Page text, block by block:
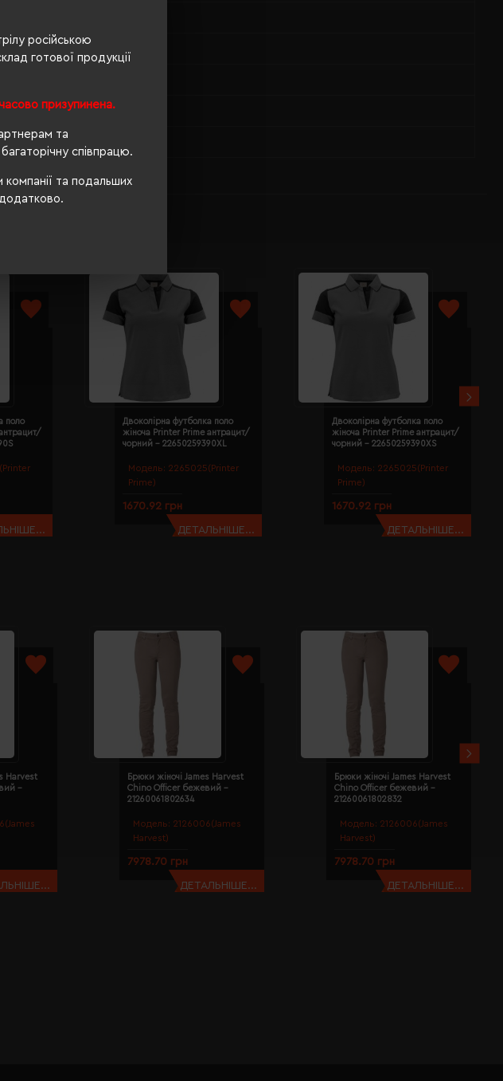
російською
готової продукції
призупинена.
та
співпрацю.
та подальших
TEX® Standard 100
поло
Модель: 2265025(Printer
Prime)
Двоколірна футболка поло
жіноча Printer Prime антрацит/
чорний - 22650259390XL
1670.92 грн
ДЕТАЛЬНІШЕ...
Модель: 2265025(Printer
Prime)
Двоколірна футболка поло
жіноча Printer Prime антрацит/
чорний - 22650259390XS
1670.92 грн
ДЕТАЛЬНІШЕ...
Harvest
-
Модель: 2126006(James
Harvest)
Брюки жіночі James Harvest
Chino Officer бежевий -
21260061802634
7978.70 грн
ДЕТАЛЬНІШЕ...
Модель: 2126006(James
Harvest)
Брюки жіночі James Harvest
Chino Officer бежевий -
21260061802832
7978.70 грн
ДЕТАЛЬНІШЕ...